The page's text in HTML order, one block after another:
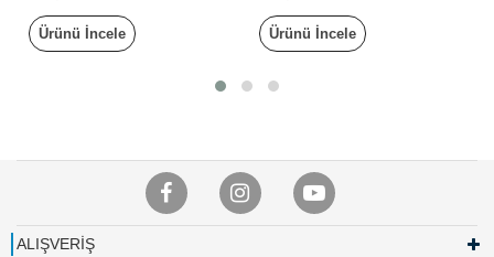
Ürünü İncele Ürünü İncele
ALIŞVERİŞ